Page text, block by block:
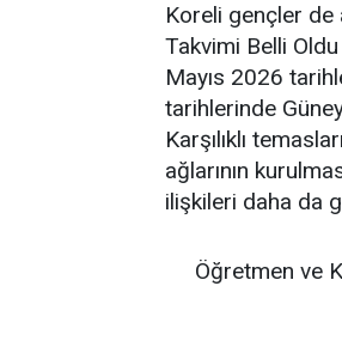
Koreli gençler de
Takvimi Belli
Mayıs 2026
tarihlerinde
Karşılıklı
ağlarının
ilişkileri daha da
Öğretmen ve